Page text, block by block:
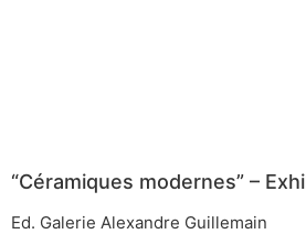
“Céramiques modernes” –
Ed. Galerie Alexandre Guillemain